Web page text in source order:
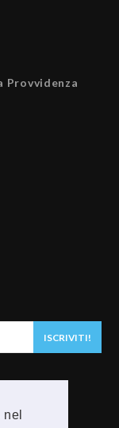
Provvidenza
ISCRIVITI!